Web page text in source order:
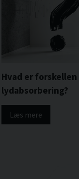
Hvad er
lydabsorbering?
Læs mere